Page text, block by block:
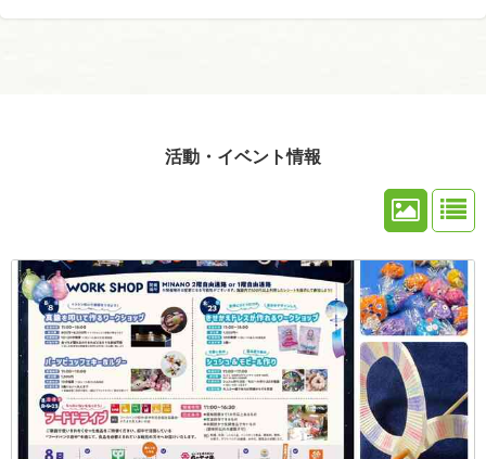
活動・イベント情報